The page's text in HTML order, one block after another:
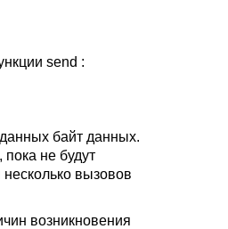
send :
байт данных.
не будут
вызовов
возникновения